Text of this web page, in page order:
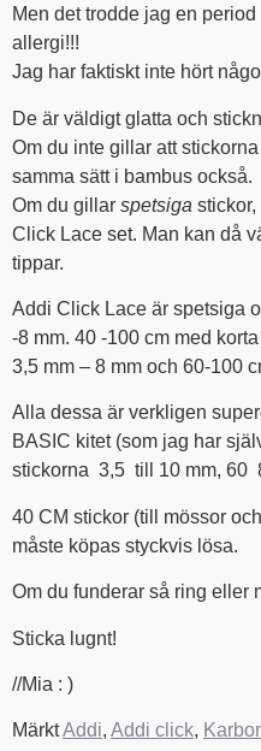
Men det trodde jag en
allergi!!!
Jag har faktiskt inte hört
De är väldigt glatta och
Om du inte gillar att
samma sätt i bambus också.
Om du gillar spetsiga
Click Lace set. Man kan då
tippar.
Addi Click Lace är spetsiga
-8 mm. 40 -100 cm med
3,5 mm – 8 mm och 60-100
Alla dessa är verkligen
BASIC kitet (som jag har
stickorna 3,5 till 10 mm, 60
40 CM stickor (till mössor
måste köpas styckvis lösa.
Om du funderar så ring eller
Sticka lugnt!
//Mia : )
MärktAddi, Addi click,